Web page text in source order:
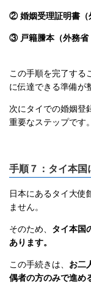
② 婚姻受理証明書（
③ 戸籍謄本（外務省
この手順を完了する
に伝達できる準備が
次にタイでの婚姻登
重要なステップです。
手順７：タイ本
日本にあるタイ大使
ません。
そのため、 タイ本国
あります。
この手続きは、 お二
偶者の方のみで進め